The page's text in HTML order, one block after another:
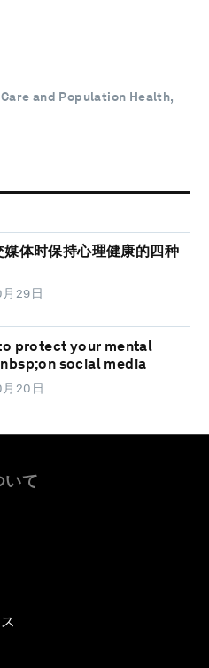
and Population Health,
媒体时保持心理健康的四种
29日
protect your mental
social media
20日
いて